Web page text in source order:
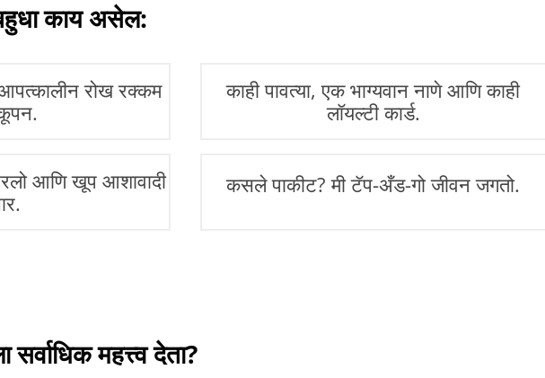
काय असेल:
रोख रक्कम
काही पावत्या, एक भाग्यवान नाणे आणि काही
लॉयल्टी कार्ड.
आणि खूप आशावादी
कसले पाकीट? मी टॅप-अँड-गो जीवन जगतो.
सर्वाधिक महत्त्व देता?